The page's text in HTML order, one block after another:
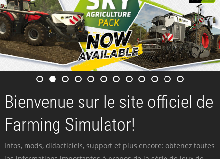
Bienvenue sur le site officiel de
Farming Simulator!
Infos, mods, didacticiels, support et plus encore: obtenez toutes